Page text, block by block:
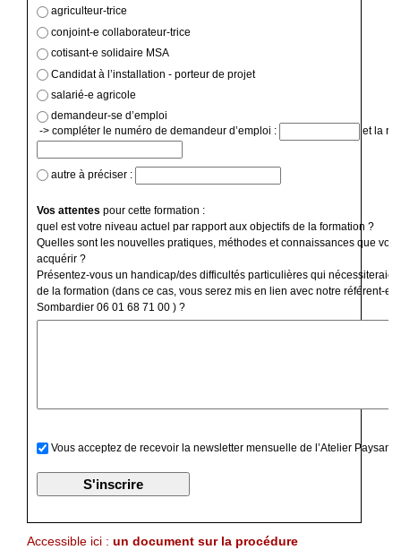
agriculteur-trice
conjoint-e collaborateur-trice
cotisant-e solidaire MSA
Candidat à l’installation - porteur de projet
salarié-e agricole
demandeur-se d’emploi
-> compléter le numéro de demandeur d’emploi :
et la
autre à préciser :
Vos attentes pour cette formation :
quel est votre niveau actuel par rapport aux objectifs de la formation ?
Quelles sont les nouvelles pratiques, méthodes et connaissances que
acquérir ?
Présentez-vous un handicap/des difficultés particulières qui
de la formation (dans ce cas, vous serez mis en lien avec notre référent-e
Sombardier 06 01 68 71 00 ) ?
Vous acceptez de recevoir la newsletter mensuelle de l’Atelier Paysan
Accessible ici : un document sur la procédure